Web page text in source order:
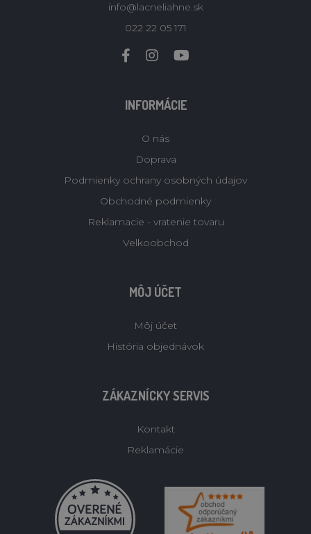
info@lacneliahne.sk
022 22 05 171
INFORMÁCIE
O nás
Doprava
Podmienky ochrany osobných údajov
Obchodné podmienky
Reklamacie - vratenie tovaru
Velkoobchod
MÔJ ÚČET
Môj účet
História objednávok
ZÁKAZNÍCKY SERVIS
Kontakt
Reklamácie